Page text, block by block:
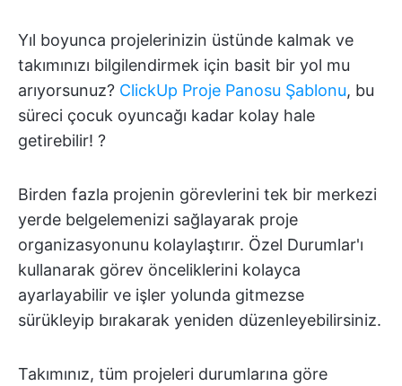
Yıl boyunca projelerinizin üstünde kalmak ve
takımınızı bilgilendirmek için basit bir yol mu
arıyorsunuz? ClickUp Proje Panosu Şablonu, bu
süreci çocuk oyuncağı kadar kolay hale
getirebilir! ?
Birden fazla projenin görevlerini tek bir merkezi
yerde belgelemenizi sağlayarak proje
organizasyonunu kolaylaştırır. Özel Durumlar'ı
kullanarak görev önceliklerini kolayca
ayarlayabilir ve işler yolunda gitmezse
sürükleyip bırakarak yeniden düzenleyebilirsiniz.
Takımınız, tüm projeleri durumlarına göre